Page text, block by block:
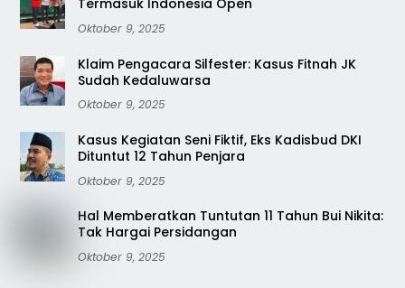
Termasuk Indonesia Open
Oktober 9, 2025
Klaim Pengacara Silfester: Kasus Fitnah JK
Sudah Kedaluwarsa
Oktober 9, 2025
Kasus Kegiatan Seni Fiktif, Eks Kadisbud DKI
Dituntut 12 Tahun Penjara
Oktober 9, 2025
Hal Memberatkan Tuntutan 11 Tahun Bui Nikita:
Tak Hargai Persidangan
Oktober 9, 2025